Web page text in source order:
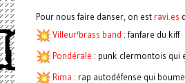
Pour nous faire danser, on est ravi.es
Villeur'brass band : fanfare du kiff
Pondérale : punk clermontois qui
Rima : rap autodéfense qui boume